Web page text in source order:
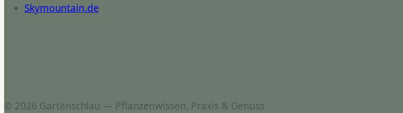
Skymountain.de
© 2026 Gartenschlau — Pflanzenwissen, Praxis & Genuss